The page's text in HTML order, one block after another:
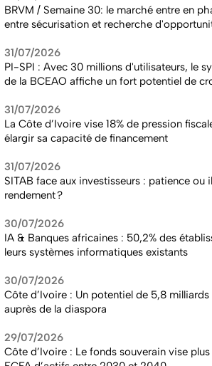
BRVM / Semaine 30: le marché entre en
entre sécurisation et recherche
31/07/2026
PI-SPI : Avec 30 millions d'utilisateurs, le
de la BCEAO affiche un fort potentiel de
31/07/2026
La Côte d’Ivoire vise 18% de pression
élargir sa capacité de financement
31/07/2026
SITAB face aux investisseurs : patience ou
rendement ?
30/07/2026
IA & Banques africaines : 50,2% des
leurs systèmes informatiques existants
30/07/2026
Côte d’Ivoire : Un potentiel de 5,8
auprès de la diaspora
29/07/2026
Côte d’Ivoire : Le fonds souverain vise